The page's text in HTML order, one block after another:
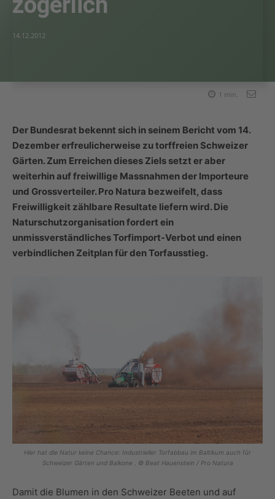
14.12.2012
1 min.
Der Bundesrat bekennt sich in seinem Bericht vom 14.
Dezember erfreulicherweise zu torffreien Schweizer
Gärten. Zum Erreichen dieses Ziels setzt er aber
weiterhin auf freiwillige Massnahmen der Importeure
und Grossverteiler. Pro Natura bezweifelt, dass
Freiwilligkeit zählbare Resultate liefern wird. Die
Naturschutzorganisation fordert ein
unmissverständliches Torfimport-Verbot und einen
verbindlichen Zeitplan für den Torfausstieg.
Hier hat die Natur keine Chance: Industrieller Torfabbau im Baltikum auch für
Schweizer Gärten und Balkone . © Beat Hauenstein / Pro Natura
Damit die Blumen in den Schweizer Beeten und auf